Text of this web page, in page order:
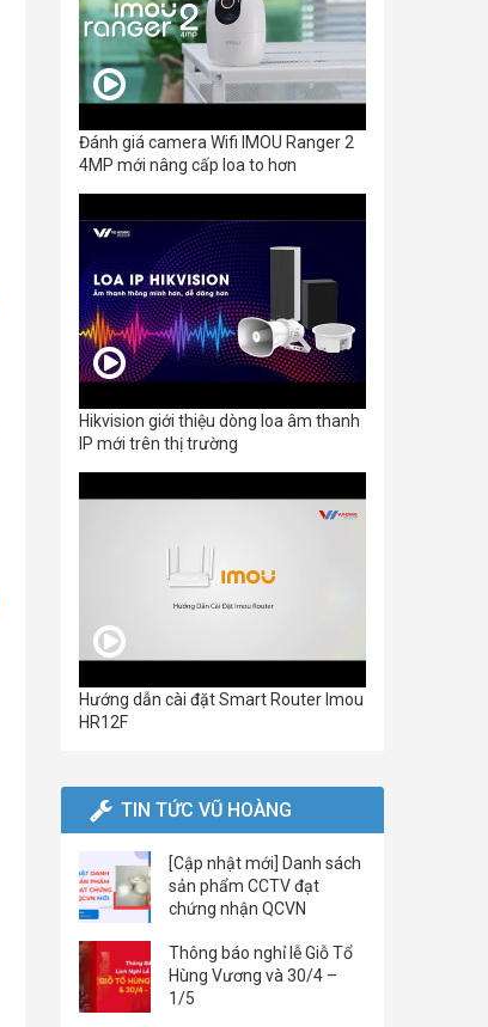
Đánh giá camera Wifi IMOU Ranger 2
4MP mới nâng cấp loa to hơn
Hikvision giới thiệu dòng loa âm thanh
IP mới trên thị trường
Hướng dẫn cài đặt Smart Router Imou
HR12F
TIN TỨC VŨ HOÀNG
[Cập nhật mới] Danh sách
sản phẩm CCTV đạt
chứng nhận QCVN
Thông báo nghỉ lễ Giỗ Tổ
Hùng Vương và 30/4 –
1/5